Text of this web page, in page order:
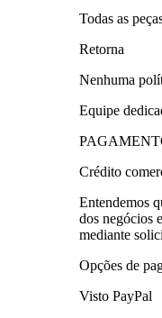
Todas as
Retorna
Nenhuma
Equipe
Crédito
Entendemos
dos negócios
mediante
Opções de
Visto PayPal